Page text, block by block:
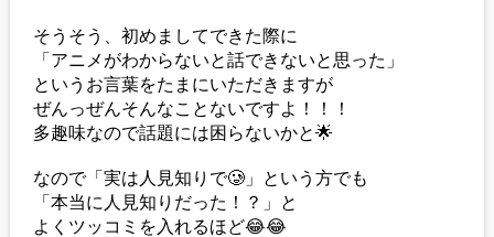
そうそう、初めましてできた際に
「アニメがわからないと話できないと思った」
というお言葉をたまにいただきますが
ぜんっぜんそんなことないですよ！！！
多趣味なので話題には困らないかと🌟
なので「実は人見知りで🥲」という方でも
「本当に人見知りだった！？」と
よくツッコミを入れるほど😂😂